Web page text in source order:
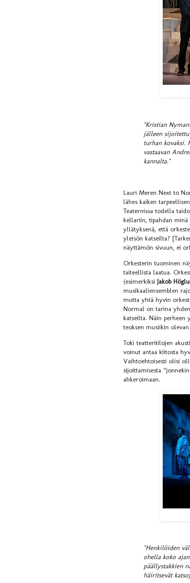
"Kristian
jälleen sijoitettu
turhan kovaksi.
vastaavan
kannalta."
Lauri Meren Next to
lähes kaiken
Teaternissa todella
kellariin, tipahdan
yllätyksenä, että
yleisön katseilta?
näyttämön sivuun, ei
Orkesterin tuominen
taiteellista laatua.
(esimerkiksi Jakob
musikaaliensemblen
mutta yhtä hyvin
Normal on tarina
katseilta. Näin perheen
teoksen musiikin
Toki teatteritilojen
voinut antaa kiitosta
Vaihtoehtoisesti olisi
sijoittamisesta
ahkeroimaan.
"Henkilöiden
ohella koko
päällystakkien
häiritsevät